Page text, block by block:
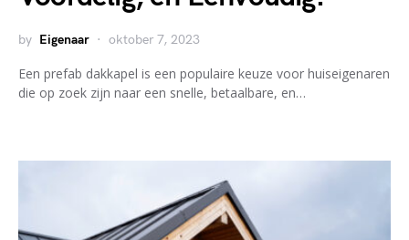
by Eigenaar oktober 7, 2023
Een prefab dakkapel is een populaire keuze voor huiseigenaren
die op zoek zijn naar een snelle, betaalbare, en…